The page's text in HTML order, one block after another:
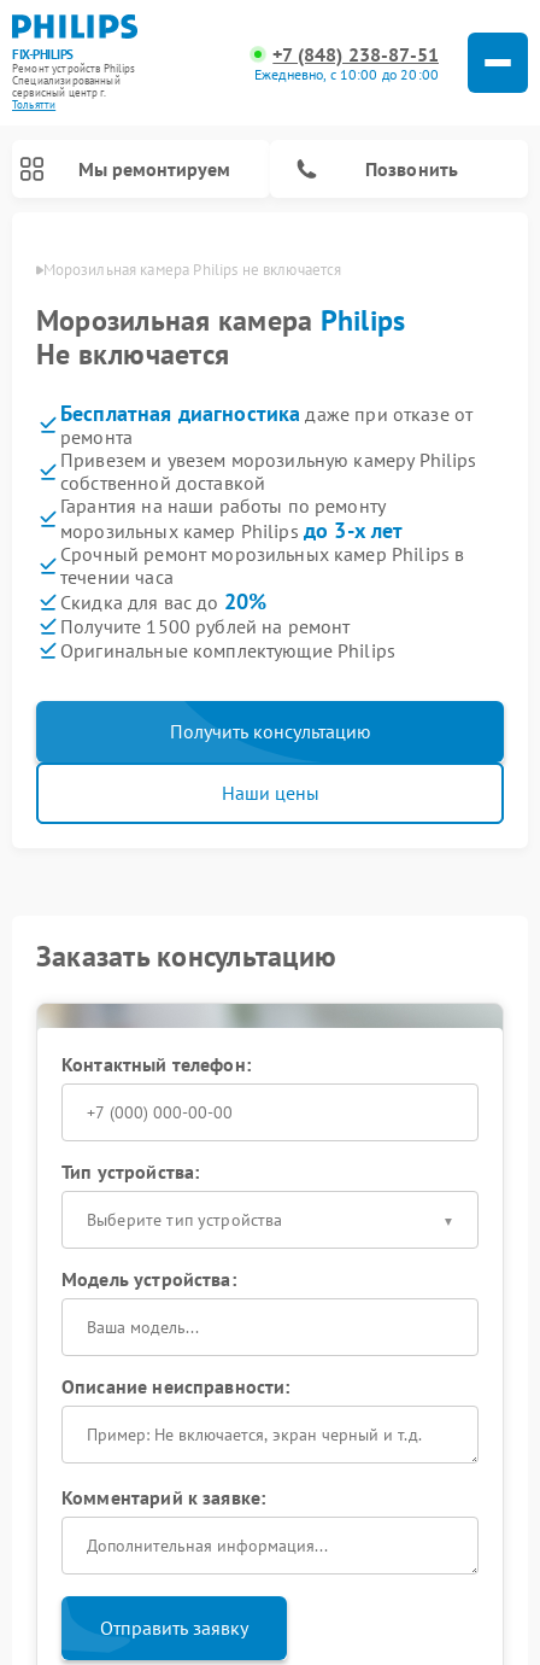
FIX-PHILIPS
Ремонт устройств Philips
Специализированный
cервисный центр г.
Тольятти
+7 (848) 238-87-51
Ежедневно, с 10:00 до 20:00
Мы ремонтируем Позвонить
Морозильная камера Philips не включается
Морозильная камера Philips
Не включается
Бесплатная диагностика даже при отказе от
ремонта
Привезем и увезем морозильную камеру Philips
собственной доставкой
Гарантия на наши работы по ремонту
морозильных камер Philips до 3-х лет
Срочный ремонт морозильных камер Philips в
течении часа
Скидка для вас до 20%
Получите 1500 рублей на ремонт
Оригинальные комплектующие Philips
Получить консультацию
Наши цены
Заказать консультацию
Контактный телефон:
Тип устройства:
Выберите тип устройства
Модель устройства:
Описание неисправности:
Комментарий к заявке:
Отправить заявку